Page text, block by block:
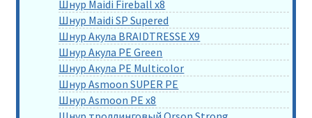
Шнур Maidi Fireball x8
Шнур Maidi SP Supered
Шнур Акула BRAIDTRESSE X9
Шнур Акула PE Green
Шнур Акула PE Multicolor
Шнур Asmoon SUPER PE
Шнур Asmoon PE x8